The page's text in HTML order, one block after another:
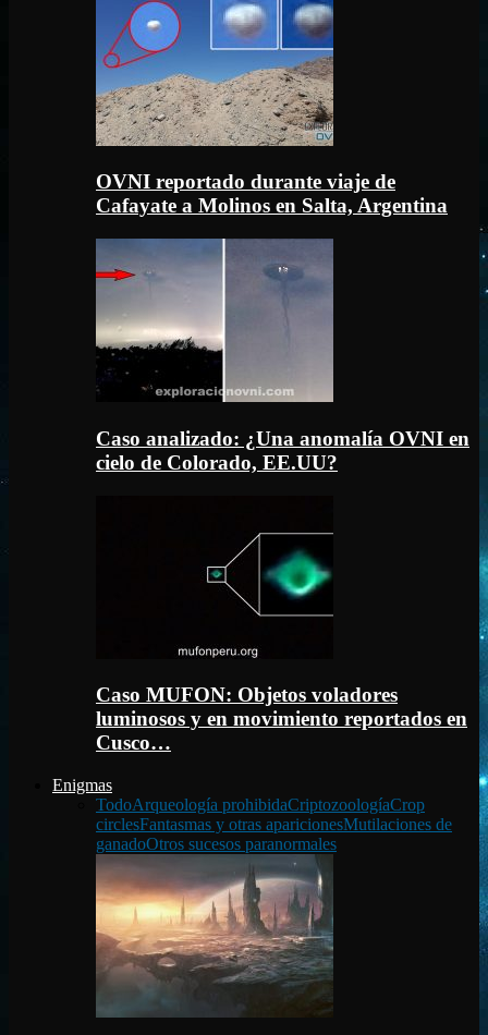
OVNI reportado durante viaje de
Cafayate a Molinos en Salta, Argentina
Caso analizado: ¿Una anomalía OVNI en
cielo de Colorado, EE.UU?
Caso MUFON: Objetos voladores
luminosos y en movimiento reportados en
Cusco…
Enigmas
TodoArqueología prohibidaCriptozoologíaCrop
circlesFantasmas y otras aparicionesMutilaciones de
ganadoOtros sucesos paranormales